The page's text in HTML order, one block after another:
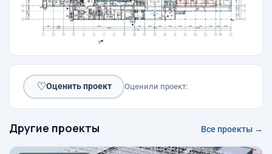
♡Оценить проект Оценили проект:
Другие проекты Все проекты →